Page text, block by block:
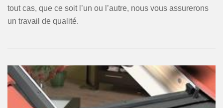
tout cas, que ce soit l’un ou l’autre, nous vous assurerons
un travail de qualité.